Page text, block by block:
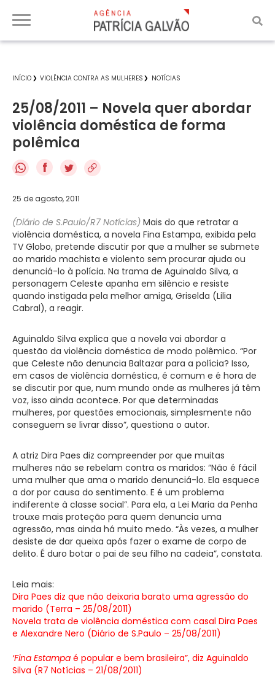
INÍCIO VIOLÊNCIA CONTRA AS MULHERES NOTÍCIAS
25/08/2011 – Novela quer abordar
violência doméstica de forma
polêmica
f
25 de agosto, 2011
(Diário de S.Paulo/R7 Notícias) Mais do que retratar a
violência doméstica, a novela Fina Estampa, exibida pela
TV Globo, pretende discutir por que a mulher se submete
ao marido machista e violento sem procurar ajuda ou
denunciá-lo à polícia. Na trama de Aguinaldo Silva, a
personagem Celeste apanha em silêncio e resiste
quando instigada pela melhor amiga, Griselda (Lilia
Cabral), a reagir.
Aguinaldo Silva explica que a novela vai abordar a
questão da violência doméstica de modo polêmico. “Por
que Celeste não denuncia Baltazar para a polícia? Isso,
em casos de violência doméstica, é comum e é hora de
se discutir por que, num mundo onde as mulheres já têm
voz, isso ainda acontece. Por que determinadas
mulheres, por questões emocionais, simplesmente não
conseguem se livrar disso”, questiona o autor.
A atriz Dira Paes diz compreender por que muitas
mulheres não se rebelam contra os maridos: “Não é fácil
uma mulher que ama o marido denunciá-lo. Ela esquece
a dor por causa do sentimento. E é um problema
indiferente à classe social”. Para ela, a Lei Maria da Penha
trouxe mais proteção para quem denuncia uma
agressão, mas ainda há muito medo. “Às vezes, a mulher
desiste de dar queixa após fazer o exame de corpo de
delito. É duro botar o pai de seu filho na cadeia”, constata.
Leia mais:
Dira Paes diz que não deixaria barato uma agressão do
marido (Terra – 25/08/2011)
Novela trata de violência doméstica com casal Dira Paes
e Alexandre Nero (Diário de S.Paulo – 25/08/2011)
‘Fina Estampa é popular e bem brasileira”, diz Aguinaldo
Silva (R7 Notícias – 21/08/2011)